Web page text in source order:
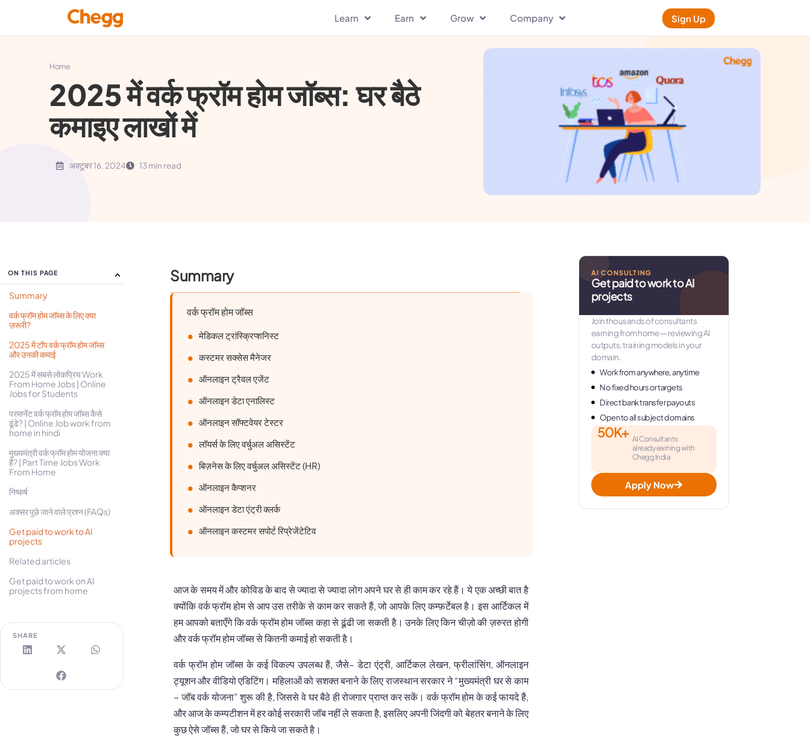
Learn Earn Grow Company Sign Up
Home
2025 में वर्क फ्रॉम होम जॉब्स: घर बैठे
कमाइए लाखों में
अक्टूबर 16, 2024 13 min read
ON THIS PAGE
Summary
वर्क फ्रॉम होम जॉब्स के लिए क्या
ज़रूरी?
2025 में टॉप वर्क फ्रॉम होम जॉब्स
और उनकी कमाई
2025 में सबसे लोकप्रिय Work
From Home Jobs | Online
Jobs for Students
परमानेंट वर्क फ्रॉम होम जॉब्स कैसे
ढूंढे? | Online Job work from
home in hindi
मुख्यमंत्री वर्क फ्रॉम होम योजना क्या
है? | Part Time Jobs Work
From Home
निष्कर्ष
अक्सर पूछे जाने वाले प्रश्न (FAQs)
Get paid to work to AI
projects
Related articles
Get paid to work on AI
projects from home
SHARE
Summary
वर्क फ्रॉम होम जॉब्स
मेडिकल ट्रांस्क्रिप्शनिस्ट
कस्टमर सक्सेस मैनेजर
ऑनलाइन ट्रैवल एजेंट
ऑनलाइन डेटा एनालिस्ट
ऑनलाइन सॉफ्टवेयर टेस्टर
लॉयर्स के लिए वर्चुअल असिस्टेंट
बिज़नेस के लिए वर्चुअल असिस्टेंट (HR)
ऑनलाइन कैप्शनर
ऑनलाइन डेटा एंट्री क्लर्क
ऑनलाइन कस्टमर सपोर्ट रिप्रेजेंटेटिव
आज के समय में और कोविड के बाद से ज्यादा से ज्यादा लोग अपने घर से ही काम कर रहे हैं। ये एक अच्छी बात है
क्योंकि वर्क फ्रॉम होम से आप उस तरीके से काम कर सकते हैं, जो आपके लिए कम्फ़र्टेबल है। इस आर्टिकल में
हम आपको बताएँगे कि वर्क फ्रॉम होम जॉब्स कहा से ढूंढी जा सकती है। उनके लिए किन चीज़ो की ज़रुरत होगी
और वर्क फ्रॉम होम जॉब्स से कितनी कमाई हो सकती है।
वर्क फ्रॉम होम जॉब्स के कई विकल्प उपलब्ध हैं, जैसे– डेटा एंट्री, आर्टिकल लेखन, फ्रीलांसिंग, ऑनलाइन
ट्यूशन और वीडियो एडिटिंग। महिलाओं को सशक्त बनाने के लिए राजस्थान सरकार ने “मुख्यमंत्री घर से काम
– जॉब वर्क योजना” शुरू की है, जिससे वे घर बैठे ही रोजगार प्राप्त कर सकें। वर्क फ्रॉम होम के कई फायदे हैं,
और आज के कम्पटीशन में हर कोई सरकारी जॉब नहीं ले सकता है, इसलिए अपनी जिंदगी को बेहतर बनाने के लिए
कुछ ऐसे जॉब्स हैं, जो घर से किये जा सकते है।
AI CONSULTING
Get paid to work to AI
projects
Join thousands of consultants
earning from home — reviewing AI
outputs, training models in your
domain.
Work from anywhere, anytime
No fixed hours or targets
Direct bank transfer payouts
Open to all subject domains
50K+ AI Consultants
already earning with
Chegg India
Apply Now